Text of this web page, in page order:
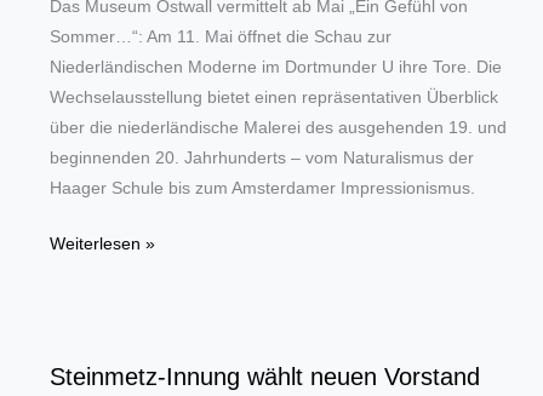
Das Museum Ostwall vermittelt ab Mai „Ein Gefühl von
Sommer…“: Am 11. Mai öffnet die Schau zur
Niederländischen Moderne im Dortmunder U ihre Tore. Die
Wechselausstellung bietet einen repräsentativen Überblick
über die niederländische Malerei des ausgehenden 19. und
beginnenden 20. Jahrhunderts – vom Naturalismus der
Haager Schule bis zum Amsterdamer Impressionismus.
Museum
Weiterlesen »
Steinmetz-Innung wählt neuen Vorstand